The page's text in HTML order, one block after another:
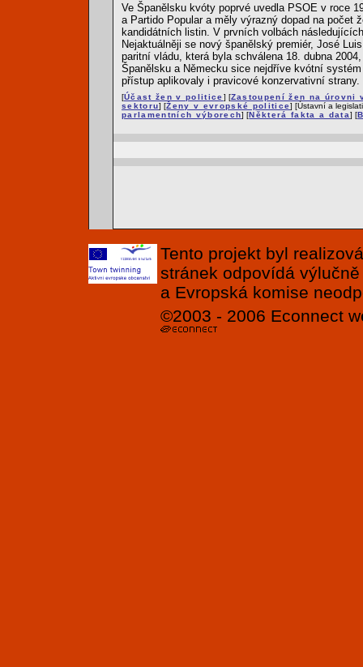
Ve Španělsku kvóty poprvé uvedla PSOE v roce
a Partido Popular a měly výrazný dopad na počet
kandidátních listin. V prvních volbách
Nejaktuálněji se nový španělský premiér, José
paritní vládu, která byla schválena 18. dubna
Španělsku a Německu sice nejdříve kvótní
přístup aplikovaly i pravicové konzervativní strany.
[Účast žen v politice] [Zastoupení žen na úrovni
sektoru] [Ženy v evropské politice] [Ústavní a
parlamentních výborech] [Některá fakta a data] [
Tento projekt byl
stránek odpovídá
a Evropská komise
©2003 - 2006 Econnect